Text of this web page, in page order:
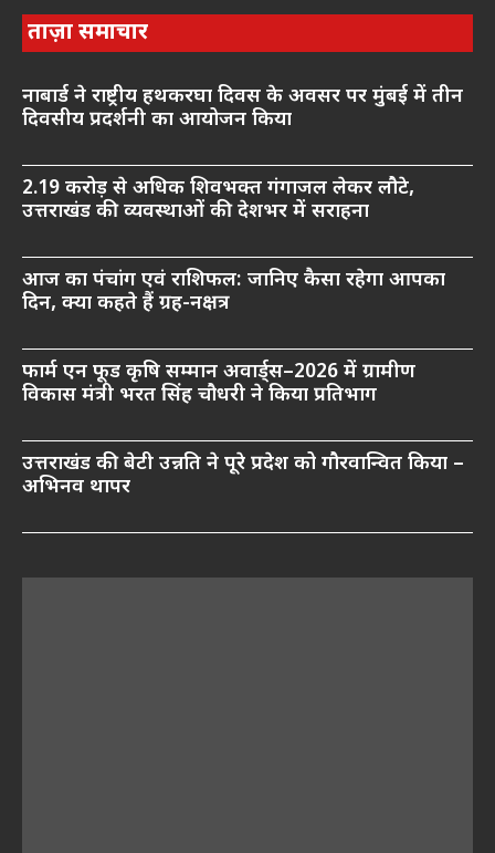
ताज़ा समाचार
नाबार्ड ने राष्ट्रीय हथकरघा दिवस के अवसर पर मुंबई में तीन
दिवसीय प्रदर्शनी का आयोजन किया
2.19 करोड़ से अधिक शिवभक्त गंगाजल लेकर लौटे,
उत्तराखंड की व्यवस्थाओं की देशभर में सराहना
आज का पंचांग एवं राशिफल: जानिए कैसा रहेगा आपका
दिन, क्या कहते हैं ग्रह-नक्षत्र
फार्म एन फूड कृषि सम्मान अवार्ड्स–2026 में ग्रामीण
विकास मंत्री भरत सिंह चौधरी ने किया प्रतिभाग
उत्तराखंड की बेटी उन्नति ने पूरे प्रदेश को गौरवान्वित किया –
अभिनव थापर